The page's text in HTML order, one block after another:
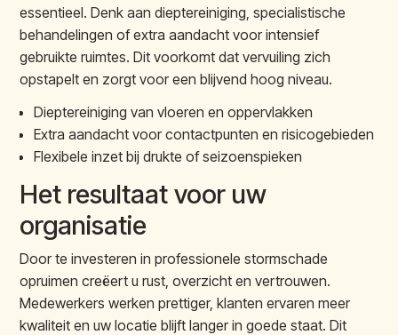
essentieel. Denk aan dieptereiniging, specialistische
behandelingen of extra aandacht voor intensief
gebruikte ruimtes. Dit voorkomt dat vervuiling zich
opstapelt en zorgt voor een blijvend hoog niveau.
Dieptereiniging van vloeren en oppervlakken
Extra aandacht voor contactpunten en risicogebieden
Flexibele inzet bij drukte of seizoenspieken
Het resultaat voor uw
organisatie
Door te investeren in professionele stormschade
opruimen creëert u rust, overzicht en vertrouwen.
Medewerkers werken prettiger, klanten ervaren meer
kwaliteit en uw locatie blijft langer in goede staat. Dit